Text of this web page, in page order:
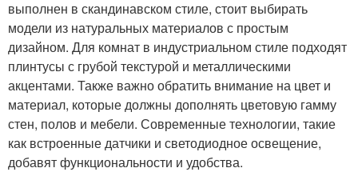
выполнен в скандинавском стиле, стоит выбирать
модели из натуральных материалов с простым
дизайном. Для комнат в индустриальном стиле подходят
плинтусы с грубой текстурой и металлическими
акцентами. Также важно обратить внимание на цвет и
материал, которые должны дополнять цветовую гамму
стен, полов и мебели. Современные технологии, такие
как встроенные датчики и светодиодное освещение,
добавят функциональности и удобства.